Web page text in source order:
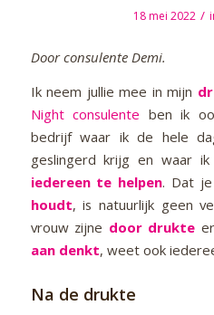
18 mei 2022 /
Door consulente Demi.
Ik neem jullie mee in mijn
Night consulente ben ik
bedrijf waar ik de hele
geslingerd krijg en waar
iedereen te helpen. Dat je
houdt, is natuurlijk geen
vrouw zijne door drukte
aan denkt, weet ook
Na de drukte